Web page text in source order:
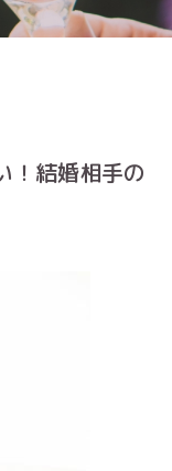
！結婚相手の